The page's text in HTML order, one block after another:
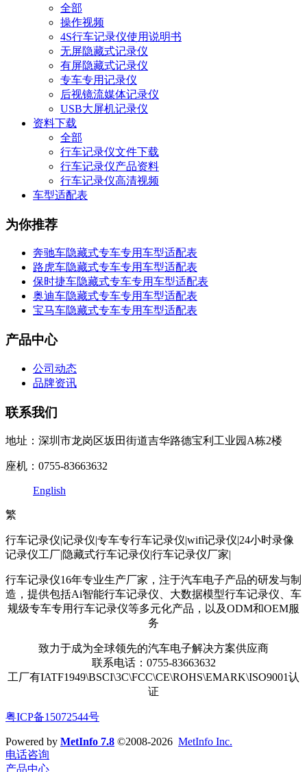
全部
操作视频
4S行车记录仪使用说明书
无屏隐藏式记录仪
有屏隐藏式记录仪
专车专用记录仪
后视镜流媒体记录仪
USB大屏机记录仪
资料下载
全部
行车记录仪文件下载
行车记录仪产品资料
行车记录仪高清视频
车型适配表
为你推荐
奔驰车隐藏式专车专用车型适配表
路虎车隐藏式专车专用车型适配表
保时捷车隐藏式专车专用车型适配表
奥迪车隐藏式专车专用车型适配表
宝马车隐藏式专车专用车型适配表
产品中心
公司动态
品牌资讯
联系我们
地址：深圳市龙岗区坂田街道吉华路德宝利工业园A栋2楼
座机：0755-83663632
English
繁
行车记录仪|记录仪|专车专行车记录仪|wifi记录仪|24小时录像
记录仪工厂|隐藏式行车记录仪|行车记录仪厂家|
行车记录仪16年专业生产厂家，注于汽车电子产品的研发与制
造，提供包括Ai智能行车记录仪、大数据模型行车记录仪、车
规级专车专用行车记录仪等多元化产品，以及ODM和OEM服
务
致力于成为全球领先的汽车电子解决方案供应商
联系电话：0755-83663632
工厂有IATF1949\BSCI\3C\FCC\CE\ROHS\EMARK\ISO9001认
证
粤ICP备15072544号
Powered by MetInfo 7.8 ©2008-2026 MetInfo Inc.
电话咨询
产品中心